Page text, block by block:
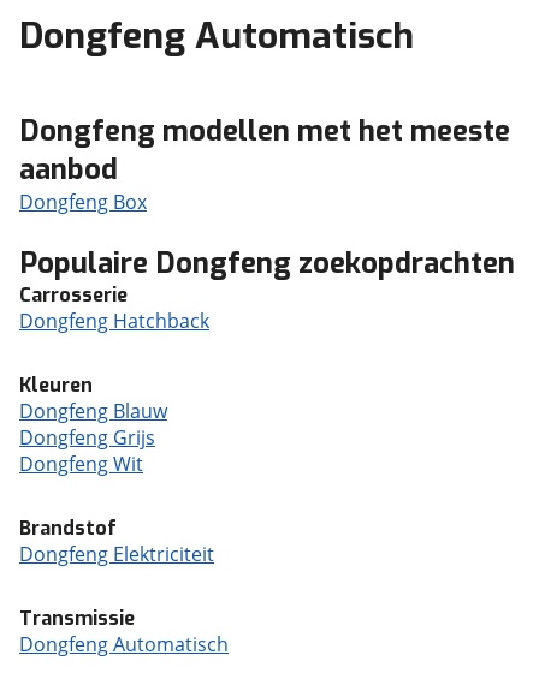
Dongfeng Automatisch
Dongfeng modellen met het meeste
aanbod
Dongfeng Box
Populaire Dongfeng zoekopdrachten
Carrosserie
Dongfeng Hatchback
Kleuren
Dongfeng Blauw
Dongfeng Grijs
Dongfeng Wit
Brandstof
Dongfeng Elektriciteit
Transmissie
Dongfeng Automatisch